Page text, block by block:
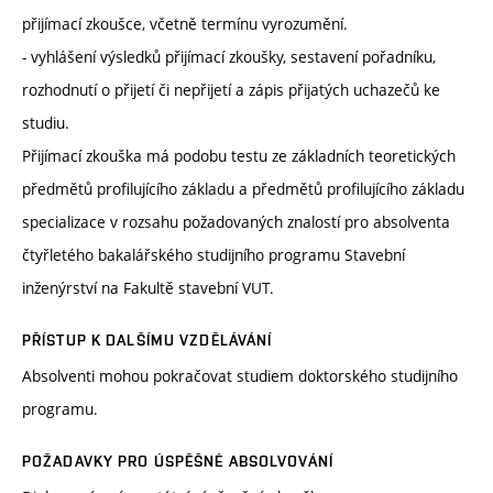
přijímací zkoušce, včetně termínu vyrozumění.
- vyhlášení výsledků přijímací zkoušky, sestavení pořadníku,
rozhodnutí o přijetí či nepřijetí a zápis přijatých uchazečů ke
studiu.
Přijímací zkouška má podobu testu ze základních teoretických
předmětů profilujícího základu a předmětů profilujícího základu
specializace v rozsahu požadovaných znalostí pro absolventa
čtyřletého bakalářského studijního programu Stavební
inženýrství na Fakultě stavební VUT.
PŘÍSTUP K DALŠÍMU VZDĚLÁVÁNÍ
Absolventi mohou pokračovat studiem doktorského studijního
programu.
POŽADAVKY PRO ÚSPĚŠNÉ ABSOLVOVÁNÍ